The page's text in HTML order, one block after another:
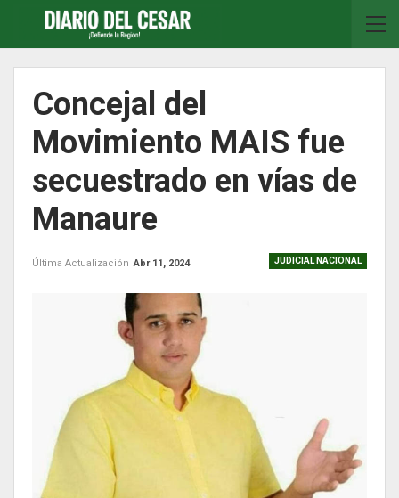
Concejal del
Movimiento MAIS fue
secuestrado en vías de
Manaure
JUDICIAL NACIONAL
Última Actualización Abr 11, 2024